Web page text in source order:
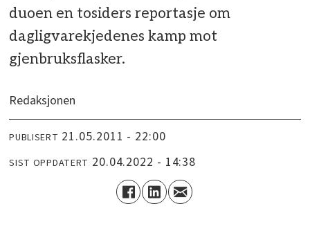
duoen en tosiders reportasje om
dagligvarekjedenes kamp mot
gjenbruksflasker.
Redaksjonen
PUBLISERT 21.05.2011 - 22:00
SIST OPPDATERT 20.04.2022 - 14:38